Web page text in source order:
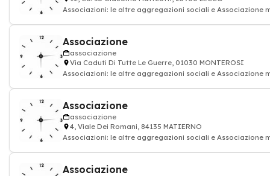
Associazioni: le altre aggregazioni sociali e Associazione
Associazione
associazione
Via Caduti Di Tutte Le Guerre, 01030 MONTEROSI
Associazioni: le altre aggregazioni sociali e Associazione
Associazione
associazione
4, Viale Dei Romani, 84135 MATIERNO
Associazioni: le altre aggregazioni sociali e Associazione
Associazione